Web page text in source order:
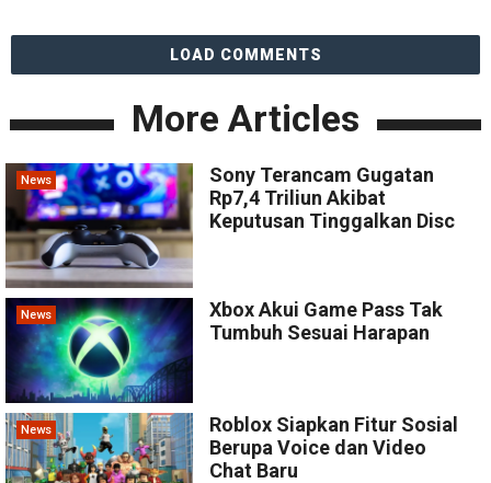
LOAD COMMENTS
More Articles
News
Sony Terancam Gugatan
Rp7,4 Triliun Akibat
Keputusan Tinggalkan Disc
News
Xbox Akui Game Pass Tak
Tumbuh Sesuai Harapan
News
Roblox Siapkan Fitur Sosial
Berupa Voice dan Video
Chat Baru